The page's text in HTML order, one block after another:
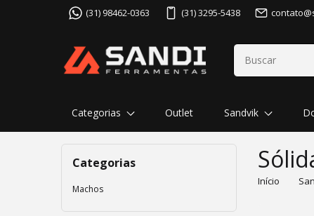
(31) 98462-0363 (31) 3295-5438
Categorias Outlet Sandvik
Categorias
Machos
Início